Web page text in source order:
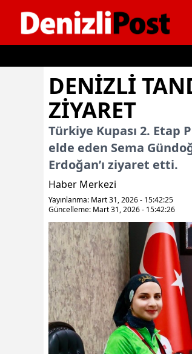
İçeriğe geç
DENIZLI
ZIYARET
Türkiye Kupası 2. Etap
elde eden Sema
Erdoğan’ı ziyaret etti.
Haber Merkezi
Yayınlanma: Mart 31, 2026 - 15:42:25
Güncelleme: Mart 31, 2026 - 15:42:26